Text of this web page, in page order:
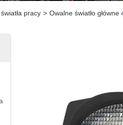
pracy > Owalne światło